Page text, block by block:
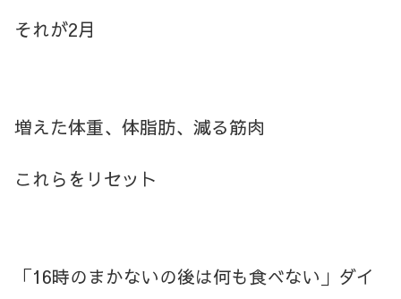
それが2月
増えた体重、体脂肪、減る筋肉
これらをリセット
「16時のまかないの後は何も食べない」ダイ